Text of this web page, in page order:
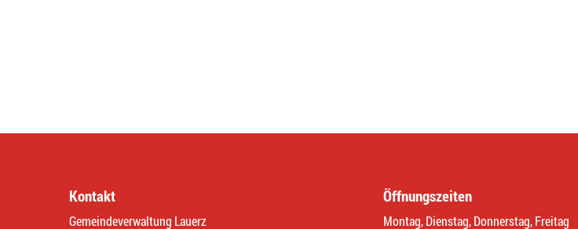
Kontakt
Gemeindeverwaltung Lauerz
Öffnungszeiten
Montag, Dienstag, Donnerstag, Freitag